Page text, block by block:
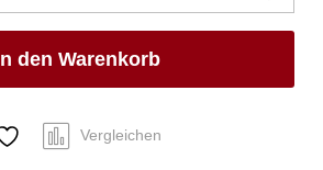
den Warenkorb
Vergleichen